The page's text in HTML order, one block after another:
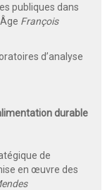
publiques dans
François
d’analyse
durable
de
en œuvre des